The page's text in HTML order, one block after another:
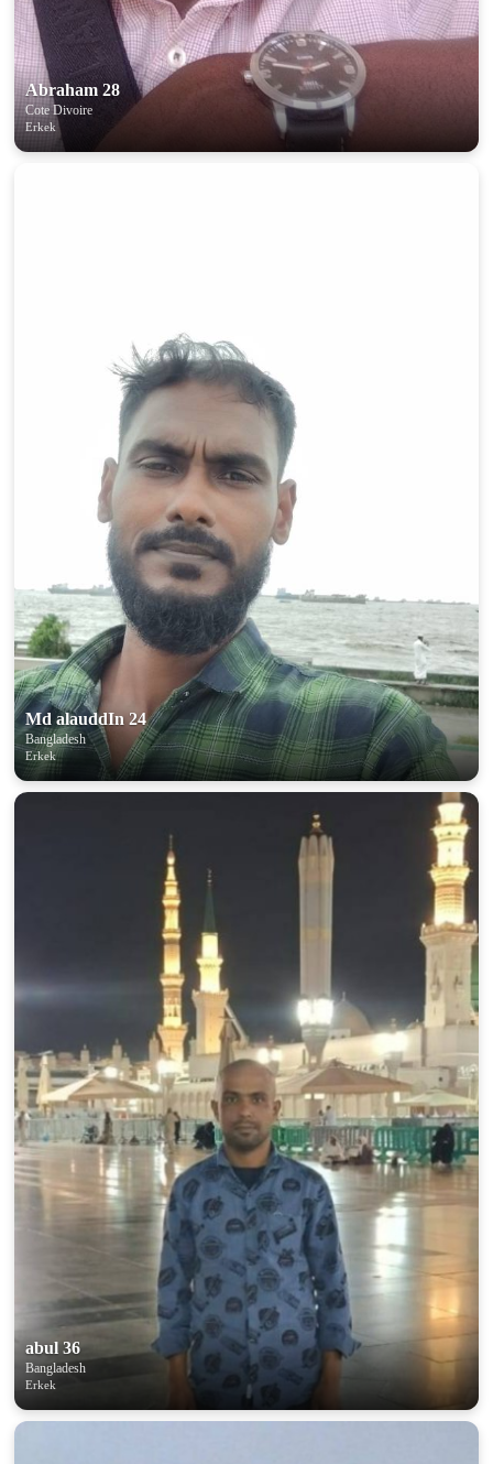
Abraham 28
Cote Divoire
Erkek
Md alauddIn 24
Bangladesh
Erkek
abul 36
Bangladesh
Erkek